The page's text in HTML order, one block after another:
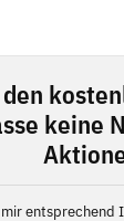
keine
entsprechend